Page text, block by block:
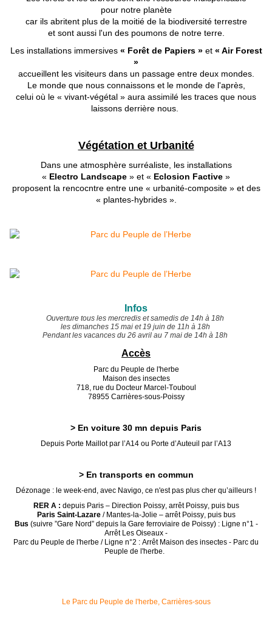
pour notre planète
car ils abritent plus de la moitié de la biodiversité terrestre
et sont aussi l'un des poumons de notre terre.
Les installations immersives « Forêt de Papiers »et « Air Forest
»
accueillent les visiteurs dans un passage entre deux mondes.
Le monde que nous connaissons et le monde de l'après,
celui où le « vivant-végétal » aura assimilé les traces que nous
laissons derrière nous.
Végétation et Urbanité
Dans une atmosphère surréaliste, les installations
« Electro Landscape » et « Eclosion Factive »
proposent la rencocntre entre une « urbanité-composite » et des
« plantes-hybrides ».
Infos
Ouverture tous les mercredis et samedis de 14h à 18h
les dimanches 15 mai et 19 juin de 11h à 18h
Pendant les vacances du 26 avril au 7 mai de 14h à 18h
Accès
Parc du Peuple de l'herbe
Maison des insectes
718, rue du Docteur Marcel-Touboul
78955 Carrières-sous-Poissy
> En voiture 30 mn depuis Paris
Depuis Porte Maillot par l’A14 ou Porte d’Auteuil par l’A13
> En transports en commun
Dézonage : le week-end, avec Navigo, ce n'est pas plus cher qu’ailleurs !
RER A : depuis Paris – Direction Poissy, arrêt Poissy, puis bus
Paris Saint-Lazare / Mantes-la-Jolie – arrêt Poissy, puis bus
Bus (suivre ”Gare Nord” depuis la Gare ferroviaire de Poissy) : Ligne n°1 -
Arrêt Les Oiseaux -
Parc du Peuple de l'herbe / Ligne n°2 : Arrêt Maison des insectes - Parc du
Peuple de l'herbe.
Le Parc du Peuple de l'herbe, Carrières-sous